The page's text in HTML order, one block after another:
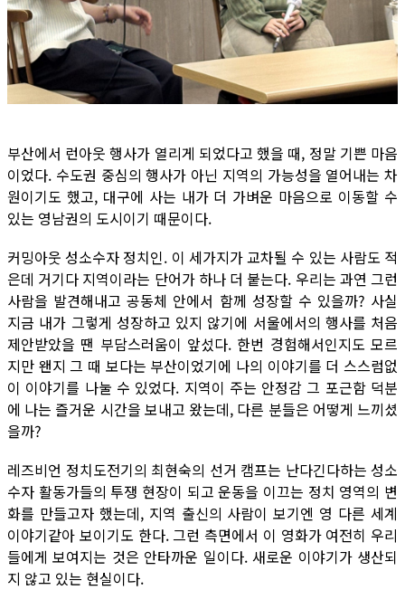
부산에서 런아웃 행사가 열리게 되었다고 했을 때, 정말 기쁜 마음
이었다. 수도권 중심의 행사가 아닌 지역의 가능성을 열어내는 차
원이기도 했고, 대구에 사는 내가 더 가벼운 마음으로 이동할 수
있는 영남권의 도시이기 때문이다.
커밍아웃 성소수자 정치인. 이 세가지가 교차될 수 있는 사람도 적
은데 거기다 지역이라는 단어가 하나 더 붙는다. 우리는 과연 그런
사람을 발견해내고 공동체 안에서 함께 성장할 수 있을까? 사실
지금 내가 그렇게 성장하고 있지 않기에 서울에서의 행사를 처음
제안받았을 땐 부담스러움이 앞섰다. 한번 경험해서인지도 모르
지만 왠지 그 때 보다는 부산이었기에 나의 이야기를 더 스스럼없
이 이야기를 나눌 수 있었다. 지역이 주는 안정감 그 포근함 덕분
에 나는 즐거운 시간을 보내고 왔는데, 다른 분들은 어떻게 느끼셨
을까?
레즈비언 정치도전기의 최현숙의 선거 캠프는 난다긴다하는 성소
수자 활동가들의 투쟁 현장이 되고 운동을 이끄는 정치 영역의 변
화를 만들고자 했는데, 지역 출신의 사람이 보기엔 영 다른 세계
이야기같아 보이기도 한다. 그런 측면에서 이 영화가 여전히 우리
들에게 보여지는 것은 안타까운 일이다. 새로운 이야기가 생산되
지 않고 있는 현실이다.